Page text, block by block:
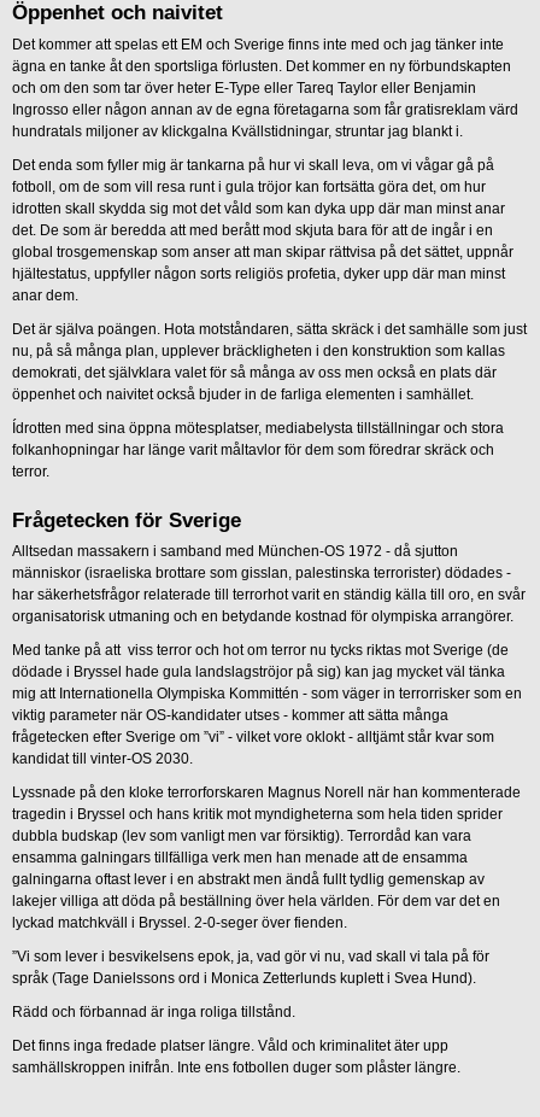
Öppenhet och naivitet
Det kommer att spelas ett EM och Sverige finns inte med och jag tänker inte
ägna en tanke åt den sportsliga förlusten. Det kommer en ny förbundskapten
och om den som tar över heter E-Type eller Tareq Taylor eller Benjamin
Ingrosso eller någon annan av de egna företagarna som får gratisreklam värd
hundratals miljoner av klickgalna Kvällstidningar, struntar jag blankt i.
Det enda som fyller mig är tankarna på hur vi skall leva, om vi vågar gå på
fotboll, om de som vill resa runt i gula tröjor kan fortsätta göra det, om hur
idrotten skall skydda sig mot det våld som kan dyka upp där man minst anar
det. De som är beredda att med berått mod skjuta bara för att de ingår i en
global trosgemenskap som anser att man skipar rättvisa på det sättet, uppnår
hjältestatus, uppfyller någon sorts religiös profetia, dyker upp där man minst
anar dem.
Det är själva poängen. Hota motståndaren, sätta skräck i det samhälle som just
nu, på så många plan, upplever bräckligheten i den konstruktion som kallas
demokrati, det självklara valet för så många av oss men också en plats där
öppenhet och naivitet också bjuder in de farliga elementen i samhället.
Ídrotten med sina öppna mötesplatser, mediabelysta tillställningar och stora
folkanhopningar har länge varit måltavlor för dem som föredrar skräck och
terror.
Frågetecken för Sverige
Alltsedan massakern i samband med München-OS 1972 - då sjutton
människor (israeliska brottare som gisslan, palestinska terrorister) dödades -
har säkerhetsfrågor relaterade till terrorhot varit en ständig källa till oro, en svår
organisatorisk utmaning och en betydande kostnad för olympiska arrangörer.
Med tanke på att viss terror och hot om terror nu tycks riktas mot Sverige (de
dödade i Bryssel hade gula landslagströjor på sig) kan jag mycket väl tänka
mig att Internationella Olympiska Kommittén - som väger in terrorrisker som en
viktig parameter när OS-kandidater utses - kommer att sätta många
frågetecken efter Sverige om ”vi” - vilket vore oklokt - alltjämt står kvar som
kandidat till vinter-OS 2030.
Lyssnade på den kloke terrorforskaren Magnus Norell när han kommenterade
tragedin i Bryssel och hans kritik mot myndigheterna som hela tiden sprider
dubbla budskap (lev som vanligt men var försiktig). Terrordåd kan vara
ensamma galningars tillfälliga verk men han menade att de ensamma
galningarna oftast lever i en abstrakt men ändå fullt tydlig gemenskap av
lakejer villiga att döda på beställning över hela världen. För dem var det en
lyckad matchkväll i Bryssel. 2-0-seger över fienden.
”Vi som lever i besvikelsens epok, ja, vad gör vi nu, vad skall vi tala på för
språk (Tage Danielssons ord i Monica Zetterlunds kuplett i Svea Hund).
Rädd och förbannad är inga roliga tillstånd.
Det finns inga fredade platser längre. Våld och kriminalitet äter upp
samhällskroppen inifrån. Inte ens fotbollen duger som plåster längre.